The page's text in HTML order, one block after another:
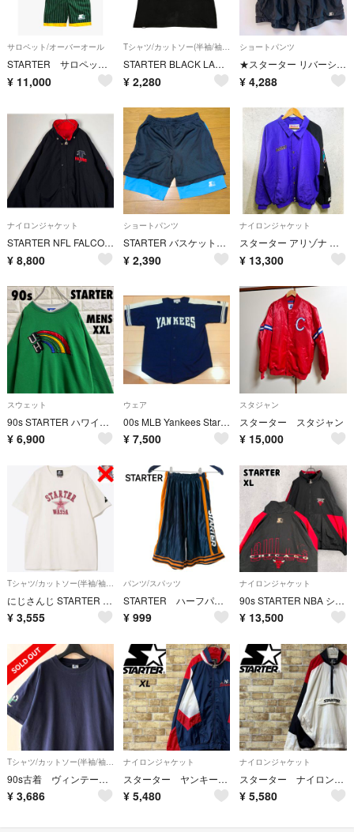
サロペット/オーバーオール
STARTER サロペット(オーバーオール) M 90's アスレティックス
¥ 11,000
Tシャツ/カットソー(半袖/袖なし)
STARTER BLACK LABEL ボックスロゴ Tシャツ ブラック M相当
¥ 2,280
ショートパンツ
★スターター リバーシブル メッシュハーフパンツ ビッグサイズ 3L 黒 無地
¥ 4,288
ナイロンジャケット
STARTER NFL FALCONS 刺繍ロゴ 中綿入り ナイロンジャケット
¥ 8,800
ショートパンツ
STARTER バスケットボールパンツ ブラック ターコイズブルー
¥ 2,390
ナイロンジャケット
スターター アリゾナ ダイヤモンドバックス MLB ナイロンジャケット L
¥ 13,300
スウェット
90s STARTER ハワイ大学ロゴ スウェットトレーナー メンズXXLサイズ
¥ 6,900
ウェア
00s MLB Yankees Starter ユニフォーム ヤンキース
¥ 7,500
スタジャン
スターター スタジャン
¥ 15,000
にじさんじ STARTER コラボ Tシャツ ローレン・イロアス
¥ 3,555
パンツ/スパッツ
STARTER ハーフパンツ ショート 半ズボン スポーツ ジャージ 150 紺
¥ 999
ナイロンジャケット
90s STARTER NBA シカゴブルズ ナイロンジャケット XL ブラック
¥ 13,500
Tシャツ/カットソー(半袖/袖なし)
90s古着 ヴィンテージ スターター ロゴTシャツ ノートルダム大学アイリッシュ
¥ 3,686
ナイロンジャケット
スターター ヤンキース ナイロンジャケット 刺繍 ロゴ トリコロール XL
¥ 5,480
ナイロンジャケット
スターター ナイロンジャケット プルオーバー 刺繍ロゴ トリコロール 白 L
¥ 5,580